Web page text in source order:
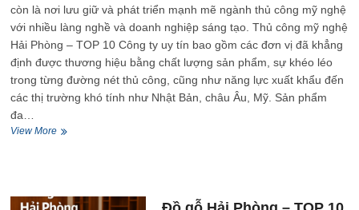
còn là nơi lưu giữ và phát triển mạnh mẽ ngành thủ công mỹ nghệ
với nhiều làng nghề và doanh nghiệp sáng tạo. Thủ công mỹ nghệ
Hải Phòng – TOP 10 Công ty uy tín bao gồm các đơn vị đã khẳng
định được thương hiệu bằng chất lượng sản phẩm, sự khéo léo
trong từng đường nét thủ công, cũng như năng lực xuất khẩu đến
các thị trường khó tính như Nhật Bản, châu Âu, Mỹ. Sản phẩm
đa…
View MoreThủ
Phòng